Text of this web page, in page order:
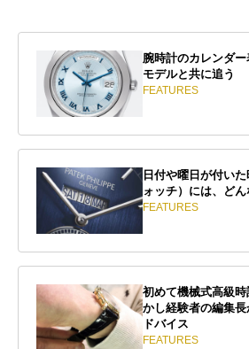
腕時計のカレンダ
モデルと共に追う
FEATURES
日付や曜日が付い
ォッチ）には、ど
FEATURES
初めて機械式高級
かし経験者の編集
ドバイス
FEATURES